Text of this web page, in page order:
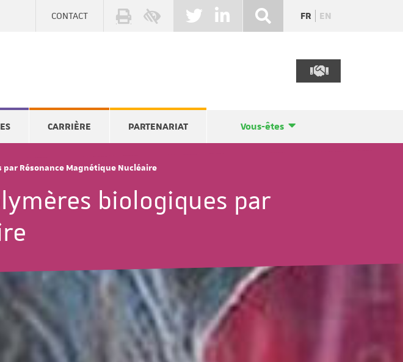
CONTACT FR EN
CARRIÈRE PARTENARIAT Vous-êtes
Résonance Magnétique Nucléaire
biologiques par